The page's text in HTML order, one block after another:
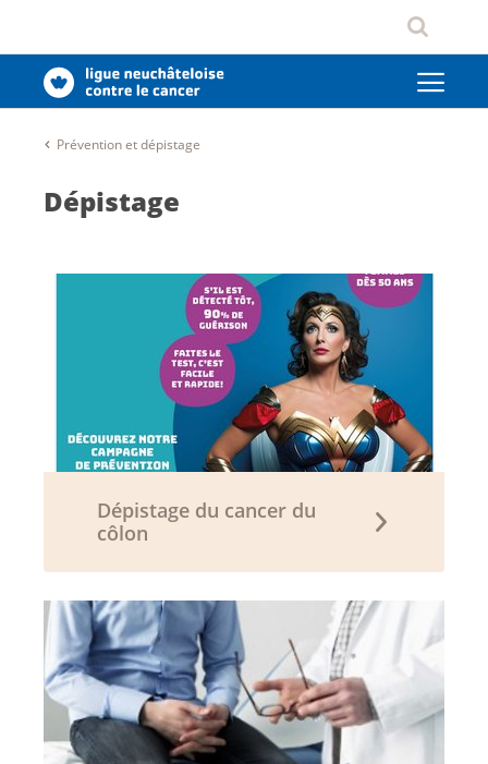
Prévention et dépistage
Dépistage
Dépistage du cancer du
côlon